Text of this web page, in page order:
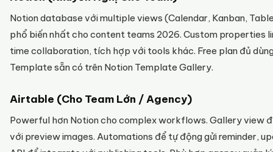
Notion database với multiple views (Calendar, Kanban,
phổ biến nhất cho content teams 2026. Custom properties
time collaboration, tích hợp với tools khác. Free plan đủ
Template sẵn có trên Notion Template Gallery.
Airtable (Cho Team Lớn / Agency)
Powerful hơn Notion cho complex workflows. Gallery view
với preview images. Automations để tự động gửi reminder,